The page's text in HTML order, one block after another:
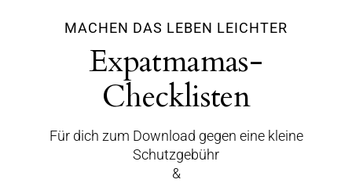
MACHEN DAS LEBEN LEICHTER
Expatmamas-
Checklisten
Für dich zum Download gegen eine kleine
Schutzgebühr
&